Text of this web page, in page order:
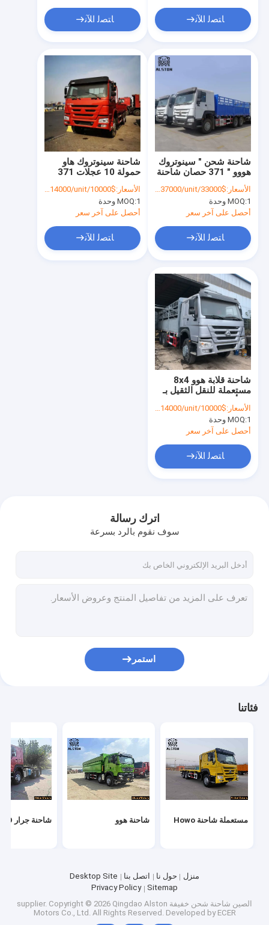
حول بنا
جولة في المعمل
ضبط الجودة
اتصل بنا
أخبار
جميع القضايا
مستعملة شاحنة Howo
شاحنة هوو
شاحنة جرار HOWO
شاحنة خلط الخرسانة HOWO
HOWO Cargo Truck
شاحنة خزان الوقود
شاحنة صهريج مياه
مقطورة تفريغ
مقطورة حاملة السيارات
ﺎﺘﺼﻟ ﺍﻶﻧ ﺎﺘﺼﻟ ﺍﻶﻧ
شاحنة سينوتروك هاو
حمولة 10 عجلات 371
حصان 20 طن 30 طن
الأسعار:$10000/unt-$14000/unit
MOQ:1 وحدة
أحصل على آخر سعر
ﺎﺘﺼﻟ ﺍﻶﻧ
شاحنة شحن " سينوتروك
هووو " 371 حصان شاحنة
شحن 10 عجلات
الأسعار:$33000/unt-$37000/unit
MOQ:1 وحدة
أحصل على آخر سعر
ﺎﺘﺼﻟ ﺍﻶﻧ
شاحنة قلابة هوو 8x4
مستعملة للنقل الثقيل بـ
الأسعار:$10000/unt-$14000/unit
MOQ:1 وحدة
أحصل على آخر سعر
ﺎﺘﺼﻟ ﺍﻶﻧ
اترك رسالة
سوف نقوم بالرد بسرعة
استمر
فئاتنا
مستعملة شاحنة Howo شاحنة هوو شاحنة جرار HOWO
منزل حول نا اتصل بنا
Desktop Site
Sitemap
Privacy Policy
الصين شاحنة شحن خفيفة supplier. Copyright © 2026 Qingdao Alston
Motors Co., Ltd. All Rights Reserved. Developed by ECER